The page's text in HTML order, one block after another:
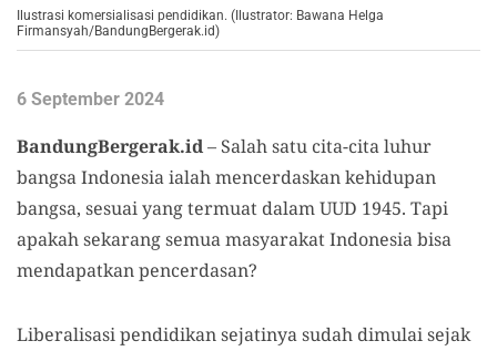
Ilustrasi komersialisasi pendidikan. (Ilustrator: Bawana Helga
Firmansyah/BandungBergerak.id)
6 September 2024
BandungBergerak.id– Salah satu cita-cita luhur
bangsa Indonesia ialah mencerdaskan kehidupan
bangsa, sesuai yang termuat dalam UUD 1945. Tapi
apakah sekarang semua masyarakat Indonesia bisa
mendapatkan pencerdasan?
Liberalisasi pendidikan sejatinya sudah dimulai sejak